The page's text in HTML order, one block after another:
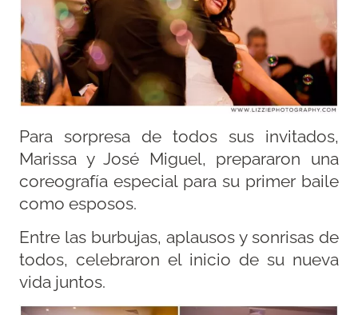
Para sorpresa de todos sus invitados,
Marissa y José Miguel, prepararon una
coreografía especial para su primer baile
como esposos.
Entre las burbujas, aplausos y sonrisas de
todos, celebraron el inicio de su nueva
vida juntos.